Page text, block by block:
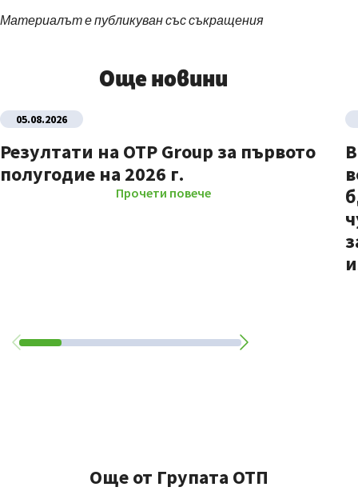
Материалът е публикуван със съкращения
Още новини
05.08.2026
Резултати на OTP Group за първото
полугодие на 2026 г.
Прочети повече
Още от Групата ОТП